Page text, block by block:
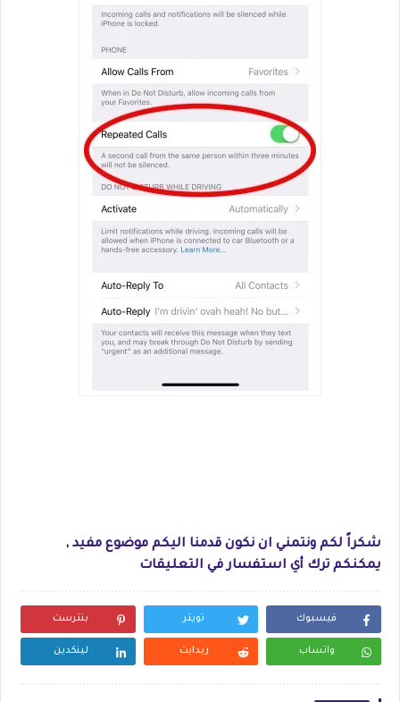
شكراً لكم ونتمني ان نكون قدمنا اليكم موضوع مفيد ,
يمكنكم ترك أي استفسار في التعليقات
فيسبوك تويتر بنترست
واتساب ريدايت لينكدين